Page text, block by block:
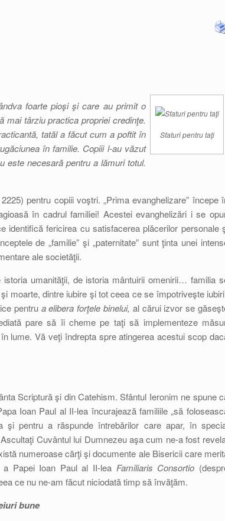
Sfaturi pentru taţi
foarte pioşi şi care au primit o
mai târziu practica propriei credinţe.
tatăl a făcut cum a poftit în
în familie. Copiii l-au văzut
este necesară pentru a lămuri totul.
pentru copiii voştri. „Prima evanghelizare” începe
în cadrul familiei! Acestei evanghelizări i se
fericirea cu satisfacerea plăcerilor personale
de „familie” şi „paternitate” sunt ţinta unei
ale societăţii.
umanităţii, de istoria mântuirii omenirii… familia
moarte, dintre iubire şi tot ceea ce se împotriveşte
pentru a elibera forţele binelui, al cărui izvor se
pare să îi cheme pe taţi să implementeze
lume. Vă veţi îndrepta spre atingerea acestui scop
Scriptură şi din Catehism. Sfântul Ieronim ne spune
Ioan Paul al II-lea încurajează familiile „să
şi pentru a răspunde întrebărilor care apar, în
Cuvântul lui Dumnezeu aşa cum ne-a fost
numeroase cărţi şi documente ale Bisericii care
Papei Ioan Paul al II-lea Familiaris Consortio
ce nu ne-am făcut niciodată timp să învăţăm.
bune